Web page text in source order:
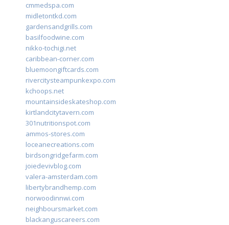
cmmedspa.com
midletontkd.com
gardensandgrills.com
basilfoodwine.com
nikko-tochigi.net
caribbean-corner.com
bluemoongiftcards.com
rivercitysteampunkexpo.com
kchoops.net
mountainsideskateshop.com
kirtlandcitytavern.com
301nutritionspot.com
ammos-stores.com
loceanecreations.com
birdsongridgefarm.com
joiedevivblog.com
valera-amsterdam.com
libertybrandhemp.com
norwoodinnwi.com
neighboursmarket.com
blackanguscareers.com